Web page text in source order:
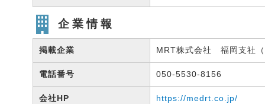
企業情報
掲載企業 MRT株式会社 福岡支社
電話番号 050-5530-8156
会社HP https://medrt.co.jp/